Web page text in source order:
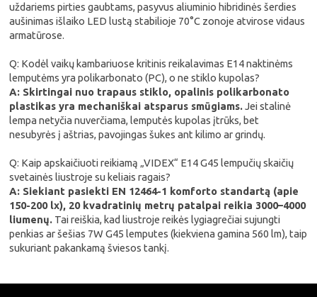
uždariems pirties gaubtams, pasyvus aliuminio hibridinės šerdies
aušinimas išlaiko LED lustą stabilioje 70°C zonoje atvirose vidaus
armatūrose.
Q: Kodėl vaikų kambariuose kritinis reikalavimas E14 naktinėms
lemputėms yra polikarbonato (PC), o ne stiklo kupolas?
A: Skirtingai nuo trapaus stiklo, opalinis polikarbonato
plastikas yra mechaniškai atsparus smūgiams.Jei stalinė
lempa netyčia nuverčiama, lemputės kupolas įtrūks, bet
nesubyrės į aštrias, pavojingas šukes ant kilimo ar grindų.
Q: Kaip apskaičiuoti reikiamą „VIDEX“ E14 G45 lempučių skaičių
svetainės liustroje su keliais ragais?
A: Siekiant pasiekti EN 12464-1 komforto standartą (apie
150-200 lx), 20 kvadratinių metrų patalpai reikia 3000–4000
liumenų. Tai reiškia, kad liustroje reikės lygiagrečiai sujungti
penkias ar šešias 7W G45 lemputes (kiekviena gamina 560 lm), taip
sukuriant pakankamą šviesos tankį.